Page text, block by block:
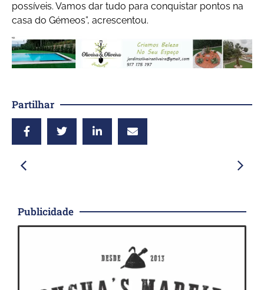
possíveis. Vamos dar tudo para conquistar pontos na
casa do Gémeos”, acrescentou.
Partilhar
Publicidade